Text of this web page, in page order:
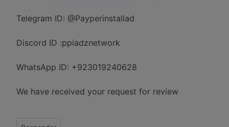
Telegram ID: @Payperinstallad
Discord ID :ppiadznetwork
WhatsApp ID: +923019240628
We have received your request for review